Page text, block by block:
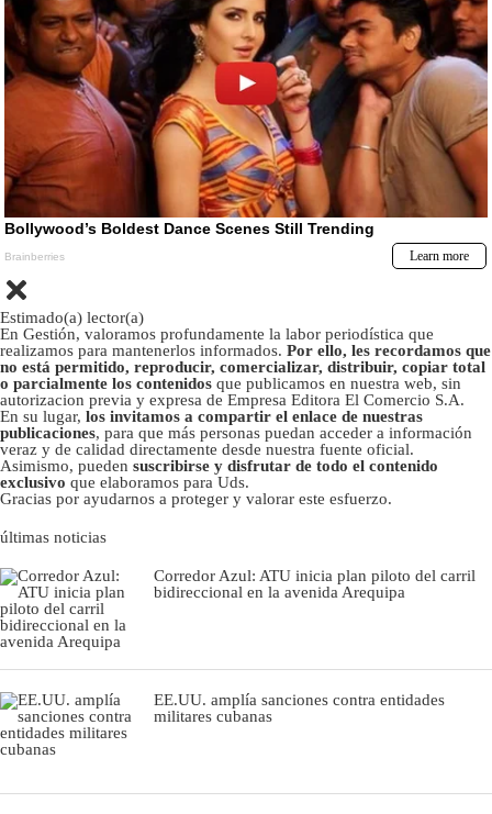
Estimado(a) lector(a)
En Gestión, valoramos profundamente la labor periodística que
realizamos para mantenerlos informados. Por ello, les recordamos que
no está permitido, reproducir, comercializar, distribuir, copiar total
o parcialmente los contenidos que publicamos en nuestra web, sin
autorizacion previa y expresa de Empresa Editora El Comercio S.A.
En su lugar, los invitamos a compartir el enlace de nuestras
publicaciones, para que más personas puedan acceder a información
veraz y de calidad directamente desde nuestra fuente oficial.
Asimismo, pueden suscribirse y disfrutar de todo el contenido
exclusivo que elaboramos para Uds.
Gracias por ayudarnos a proteger y valorar este esfuerzo.
últimas noticias
Corredor Azul: ATU inicia plan piloto del carril
bidireccional en la avenida Arequipa
EE.UU. amplía sanciones contra entidades
militares cubanas